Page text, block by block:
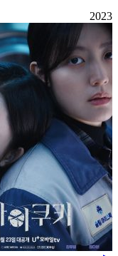
2023